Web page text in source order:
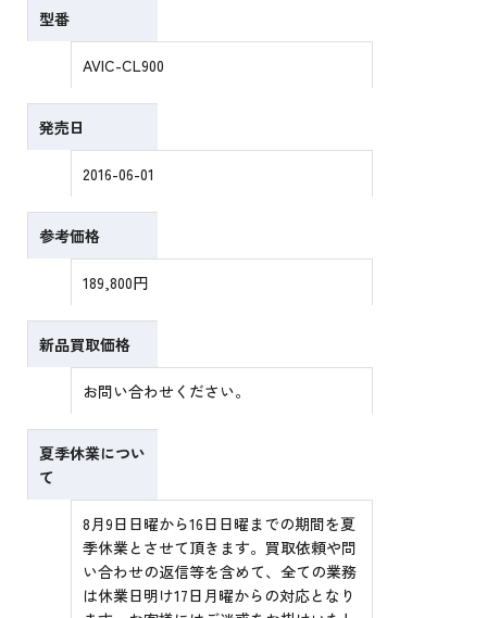
型番
AVIC-CL900
発売日
2016-06-01
参考価格
189,800円
新品買取価格
お問い合わせください。
夏季休業につい
て
8月9日日曜から16日日曜までの期間を夏
季休業とさせて頂きます。買取依頼や問
い合わせの返信等を含めて、全ての業務
は休業日明け17日月曜からの対応となり